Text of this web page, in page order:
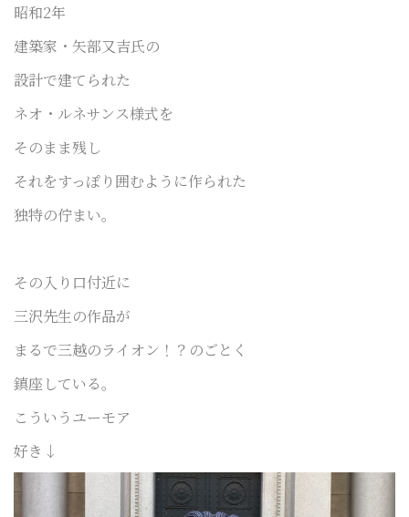
昭和2年
建築家・矢部又吉氏の
設計で建てられた
ネオ・ルネサンス様式を
そのまま残し
それをすっぽり囲むように作られた
独特の佇まい。
その入り口付近に
三沢先生の作品が
まるで三越のライオン！？のごとく
鎮座している。
こういうユーモア
好き↓